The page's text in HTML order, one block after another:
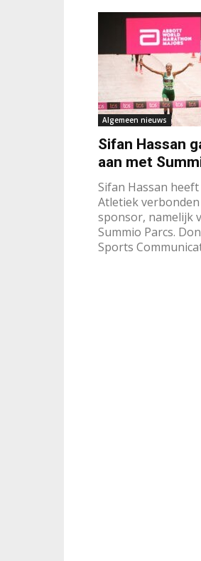
Algemeen nieuws
Sifan Hassan
aan met
Sifan Hassan
Atletiek
sponsor, namelijk
Summio Parcs.
Sports